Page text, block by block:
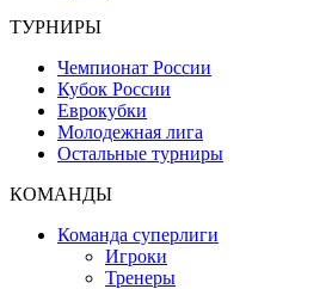
ТУРНИРЫ
Чемпионат России
Кубок России
Еврокубки
Молодежная лига
Остальные турниры
КОМАНДЫ
Команда суперлиги
Игроки
Тренеры